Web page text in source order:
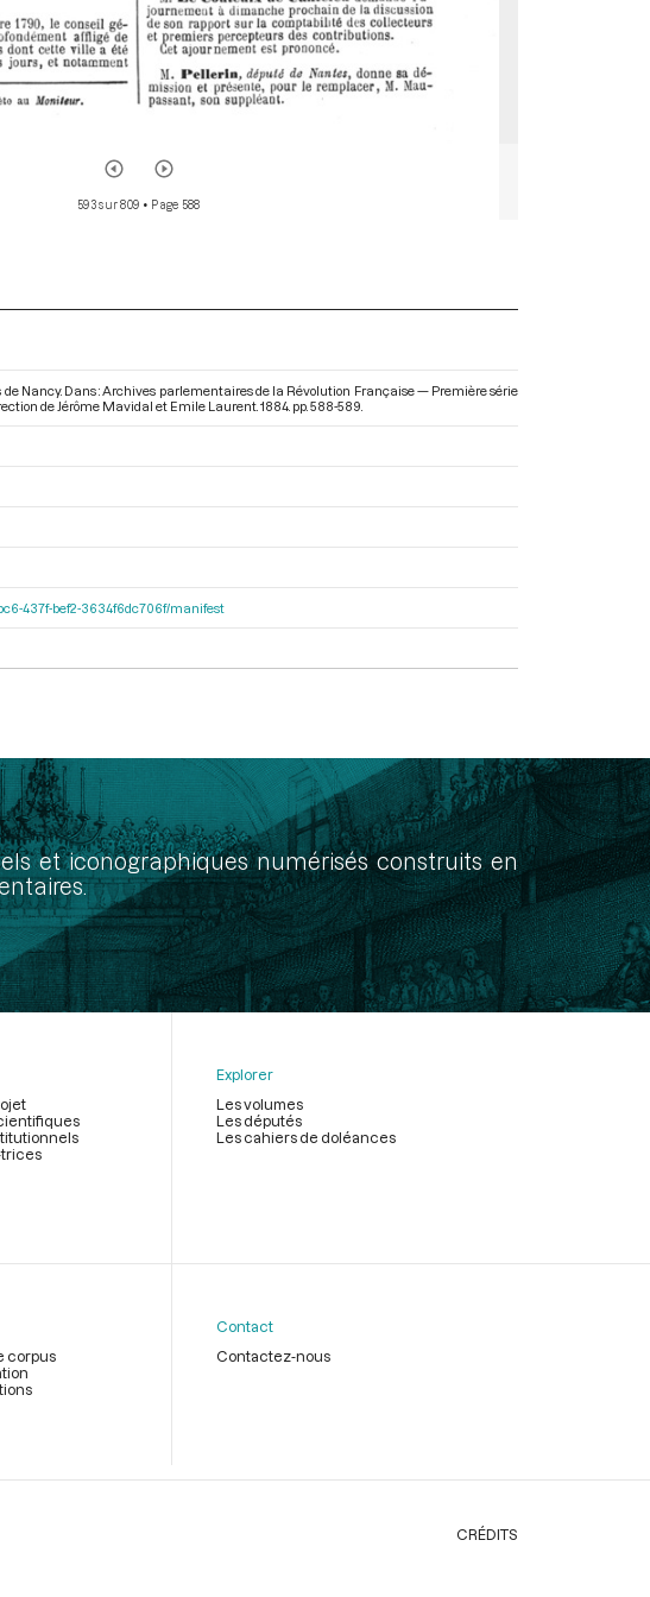
593 sur 809 • Page 588
Nancy. Dans : Archives parlementaires de la Révolution Française — Première série
de Jérôme Mavidal et Emile Laurent. 1884. pp. 588-589.
437f-bef2-3634f6dc706f/manifest
et iconographiques numérisés construits en
Explorer
Les volumes
Les députés
Les cahiers de doléances
corpus
Contact
Contactez-nous
CRÉDITS